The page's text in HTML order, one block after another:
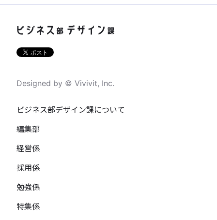
Designed by © Vivivit, Inc.
ビジネス部デザイン課について
編集部
経営係
採用係
勉強係
特集係